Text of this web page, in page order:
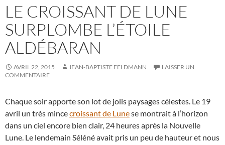
LE CROISSANT DE LUNE
SURPLOMBE L’ÉTOILE
ALDÉBARAN
AVRIL 22, 2015 JEAN-BAPTISTE FELDMANN
LAISSER UN
COMMENTAIRE
Chaque soir apporte son lot de jolis paysages célestes. Le 19
avril un très mincecroissant de Lunese montrait à l’horizon
dans un ciel encore bien clair, 24 heures après la Nouvelle
Lune. Le lendemain Séléné avait pris un peu de hauteur et nous